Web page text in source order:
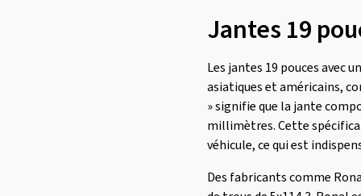
Jantes 19
Les jantes 19 pouces avec
asiatiques et américains,
» signifie que la jante
millimètres. Cette
véhicule, ce qui est
Des fabricants comme